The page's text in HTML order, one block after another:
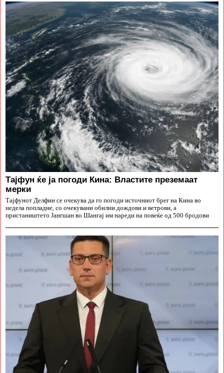
Тајфун ќе ја погоди Кина: Властите преземаат
мерки
Тајфунот Делфин се очекува да го погоди источниот брег на Кина во
недела попладне, со очекувани обилни дождови и ветрови, а
пристаништето Јангшан во Шангај им нареди на повеќе од 500 бродови